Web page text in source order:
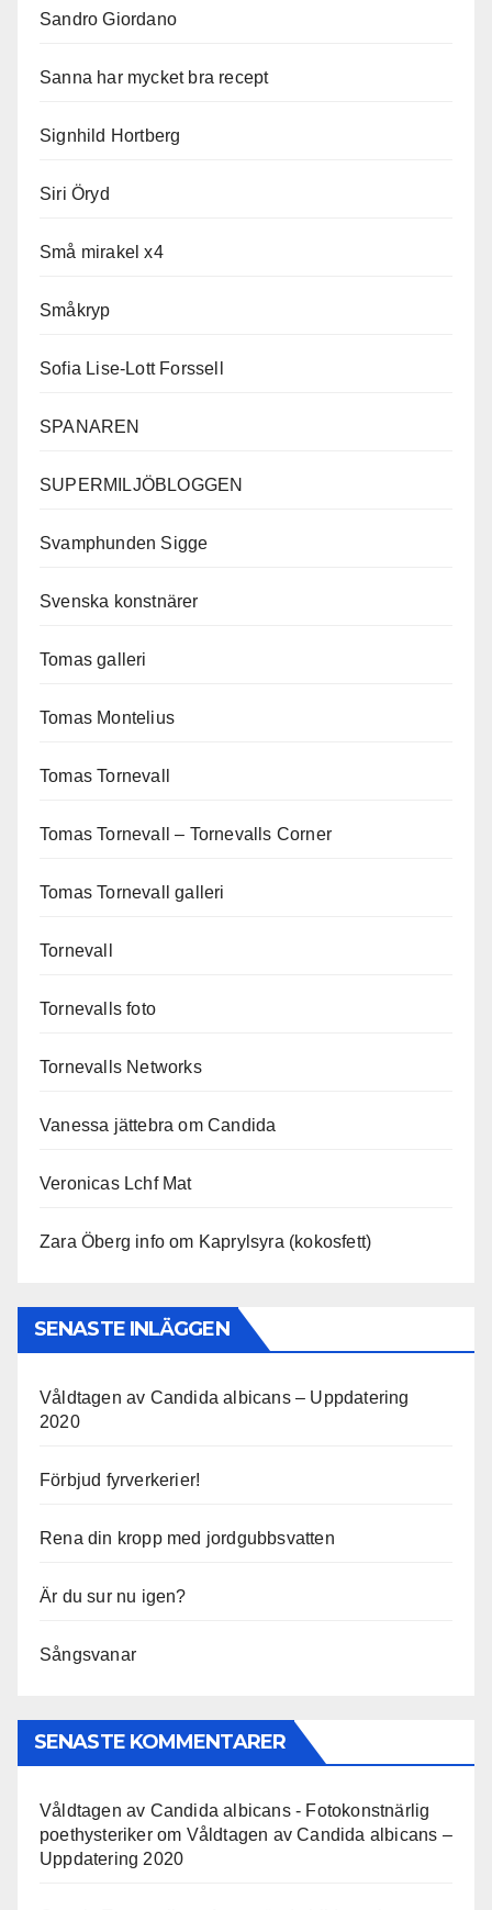
Sandro Giordano
Sanna har mycket bra recept
Signhild Hortberg
Siri Öryd
Små mirakel x4
Småkryp
Sofia Lise-Lott Forssell
SPANAREN
SUPERMILJÖBLOGGEN
Svamphunden Sigge
Svenska konstnärer
Tomas galleri
Tomas Montelius
Tomas Tornevall
Tomas Tornevall – Tornevalls Corner
Tomas Tornevall galleri
Tornevall
Tornevalls foto
Tornevalls Networks
Vanessa jättebra om Candida
Veronicas Lchf Mat
Zara Öberg info om Kaprylsyra (kokosfett)
SENASTE INLÄGGEN
Våldtagen av Candida albicans – Uppdatering
2020
Förbjud fyrverkerier!
Rena din kropp med jordgubbsvatten
Är du sur nu igen?
Sångsvanar
SENASTE KOMMENTARER
Våldtagen av Candida albicans - Fotokonstnärlig
poethysterikerom Våldtagen av Candida albicans –
Uppdatering 2020